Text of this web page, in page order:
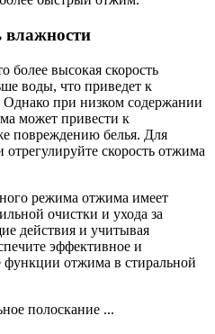
влажности
более высокая скорость
воды, что приведет к
при низком содержании
может привести к
повреждению белья. Для
скорость отжима
режима отжима имеет
очистки и ухода за
действия и учитывая
эффективное и
функции отжима в стиральной